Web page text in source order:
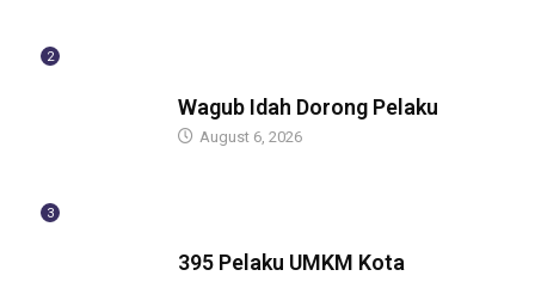
2
Wagub Idah Dorong Pelaku
August 6, 2026
3
395 Pelaku UMKM Kota